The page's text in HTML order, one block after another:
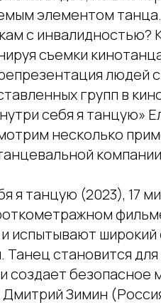
элементом
с инвалидностью?
съемки
людей
групп в
себя я танцую»
несколько
я танцую (2023), 17
испытывают
Танец становится
создает безопасное
Зимин